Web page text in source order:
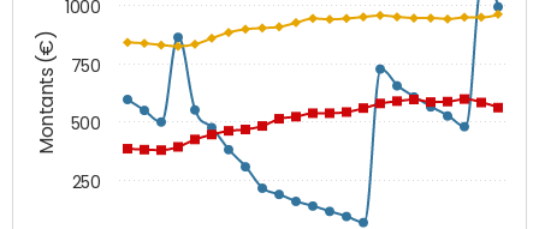
Montants (€)
250
500
750
1000